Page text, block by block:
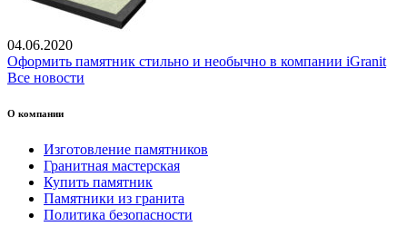
04.06.2020
Оформить памятник стильно и необычно в компании iGranit
Все новости
О компании
Изготовление памятников
Гранитная мастерская
Купить памятник
Памятники из гранита
Политика безопасности